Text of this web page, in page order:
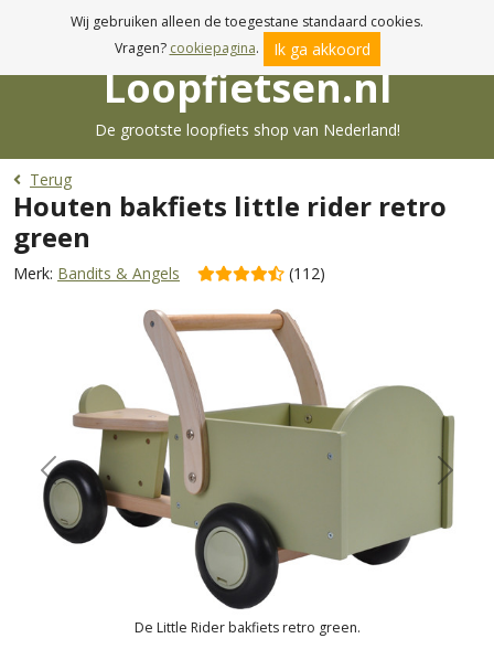
Voor 17:00u besteld, morgen in huis!
Loopfietsen.nl
De grootste loopfiets shop van Nederland!
Terug
Houten bakfiets little rider retro
green
Merk: Bandits & Angels (112)
De Little Rider bakfiets retro green.
Previous Next
Wij gebruiken alleen de toegestane standaard cookies.
Vragen? cookiepagina. Ik ga akkoord